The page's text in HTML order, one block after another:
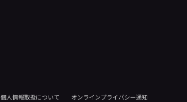
個人情報取扱について オンラインプライバシー通知